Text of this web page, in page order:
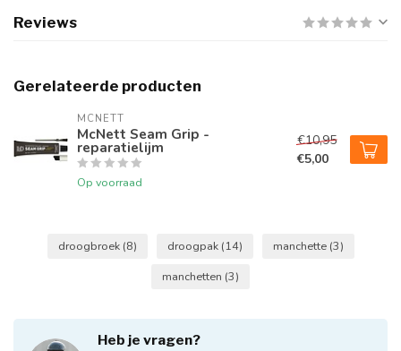
Reviews
Gerelateerde producten
MCNETT
McNett Seam Grip -
reparatielijm
Op voorraad
€10,95
€5,00
droogbroek (8) droogpak (14) manchette (3)
manchetten (3)
Heb je vragen?